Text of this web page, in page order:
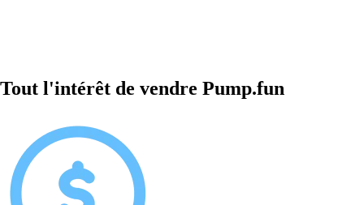
Tout l'intérêt de vendre Pump.fun